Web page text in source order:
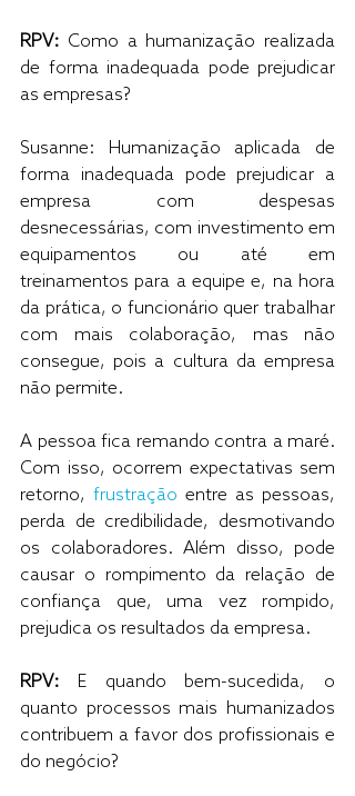
RPV: Como a humanização realizada
de forma inadequada pode prejudicar
as empresas?
Susanne: Humanização aplicada de
forma inadequada pode prejudicar a
empresa com despesas
desnecessárias, com investimento em
equipamentos ou até em
treinamentos para a equipe e, na hora
da prática, o funcionário quer trabalhar
com mais colaboração, mas não
consegue, pois a cultura da empresa
não permite.
A pessoa fica remando contra a maré.
Com isso, ocorrem expectativas sem
retorno, frustração entre as pessoas,
perda de credibilidade, desmotivando
os colaboradores. Além disso, pode
causar o rompimento da relação de
confiança que, uma vez rompido,
prejudica os resultados da empresa.
RPV: E quando bem-sucedida, o
quanto processos mais humanizados
contribuem a favor dos profissionais e
do negócio?